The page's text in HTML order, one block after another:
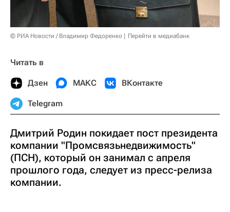
© РИА Новости / Владимир Федоренко Перейти в медиабанк
Читать в
Дзен МАКС ВКонтакте
Telegram
Дмитрий Родин покидает пост президента
компании "Промсвязьнедвижимость"
(ПСН), который он занимал с апреля
прошлого года, следует из пресс-релиза
компании.